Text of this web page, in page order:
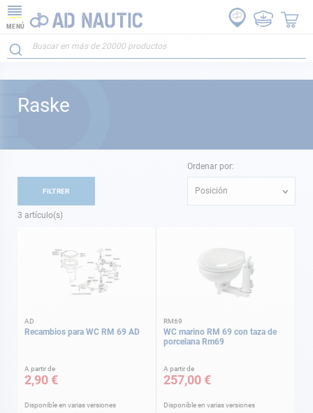
MENÚ
Raske
3 artículo(s)
Ordenar por:
Posición
AD
Recambios para WC RM 69 AD
A partir de
2,90 €
Disponible en varias versiones
RM69
WC marino RM 69 con taza de
porcelana Rm69
A partir de
257,00 €
Disponible en varias versiones
FILTRER